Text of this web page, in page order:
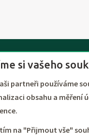
RESERVIERUNG
si vašeho
partneři používáme
obsahu a měření
na "Přijmout vše"